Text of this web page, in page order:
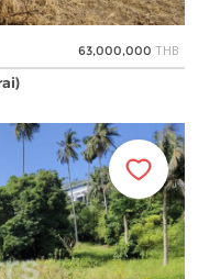
63,000,000 THB